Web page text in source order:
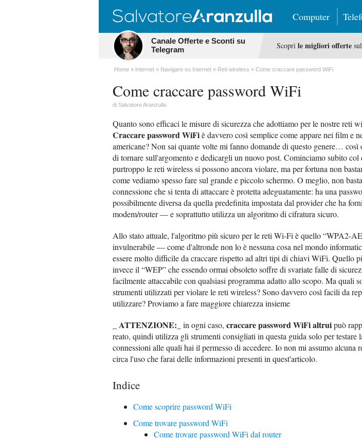
Computer
Canale Offerte e Sconti su
Telegram
Scopri le migliori offertesul
Home Internet Navigare su Internet Reti wireless Come craccare password WiFi
Come craccare password WiFi
di Salvatore Aranzulla
Quanto sono efficaci le misure di sicurezza che adottiamo per le nostre reti
Craccare password WiFiè davvero così semplice come appare nei film e
americane? Non sai quante volte mi fanno domande di questo genere… così
di tornare sull'argomento e dedicargli un nuovo post. Cominciamo subito col
purtroppo le reti wireless si possono ancora violare, ma per fortuna non
come vediamo spesso fare sul grande e piccolo schermo. O meglio, non
connessione che si tenta di attaccare è protetta adeguatamente: ha una
possibilmente diversa da quella predefinita impostata dal provider che ha
modem/router — e soprattutto utilizza un algoritmo di cifratura sicuro.
Allo stato attuale, l'algoritmo più sicuro per le reti Wi-Fi è quello “WPA2-
invulnerabile — come d'altronde non lo è nessuna cosa nel mondo
essere molto difficile da craccare rispetto ad altri tipi di chiavi WiFi. Quello
invece il “WEP” che essendo ormai obsoleto soffre di svariate falle di
facilmente attaccabile con qualsiasi programma adatto allo scopo. Ma quali
strumenti utilizzati per violare le reti wireless? Sono davvero così facili da
utilizzare? Proviamo a fare maggiore chiarezza insieme
ATTENZIONE: _ in ogni caso, craccare password WiFi altruipuò
reato, quindi utilizza gli strumenti consigliati in questa guida solo per testare
connessioni alle quali hai il permesso di accedere. Io non mi assumo alcuna
circa l'uso che farai delle informazioni presenti in quest'articolo.
Indice
Come scoprire password WiFi
Come trovare password WiFi
Come trovare password WiFi dal router